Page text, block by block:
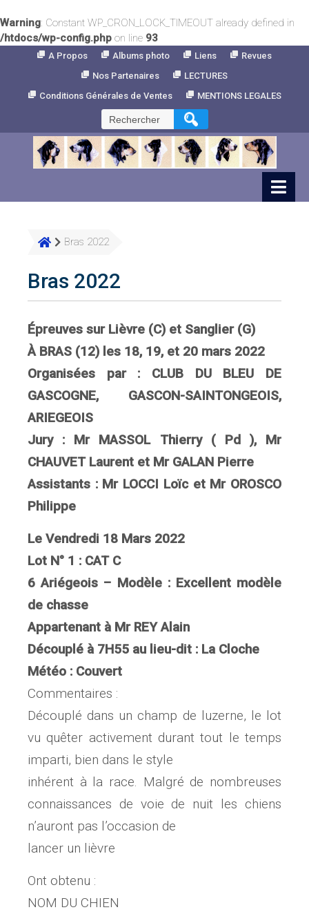
Warning: Constant WP_CRON_LOCK_TIMEOUT already defined in
/htdocs/wp-config.php on line 93
A Propos Albums photo Liens
Revues
Nos Partenaires
LECTURES
Conditions Générales de Ventes
MENTIONS LEGALES
Rechercher :
Bras 2022
Bras 2022
Épreuves sur Lièvre (C) et Sanglier (G)
À BRAS (12) les 18, 19, et 20 mars 2022
Organisées par : CLUB DU BLEU DE
GASCOGNE, GASCON-SAINTONGEOIS,
ARIEGEOIS
Jury : Mr MASSOL Thierry ( Pd ), Mr
CHAUVET Laurent et Mr GALAN Pierre
Assistants : Mr LOCCI Loïc et Mr OROSCO
Philippe
Le Vendredi 18 Mars 2022
Lot N° 1 : CAT C
6 Ariégeois – Modèle : Excellent modèle
de chasse
Appartenant à Mr REY Alain
Découplé à 7H55 au lieu-dit : La Cloche
Météo : Couvert
Commentaires :
Découplé dans un champ de luzerne, le lot
vu quêter activement durant tout le temps
imparti, bien dans le style
inhérent à la race. Malgré de nombreuses
connaissances de voie de nuit les chiens
n’auront pas l’occasion de
lancer un lièvre
Ont obtenu :
NOM DU CHIEN